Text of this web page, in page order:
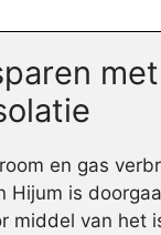
met
en gas
Hijum is
middel van het